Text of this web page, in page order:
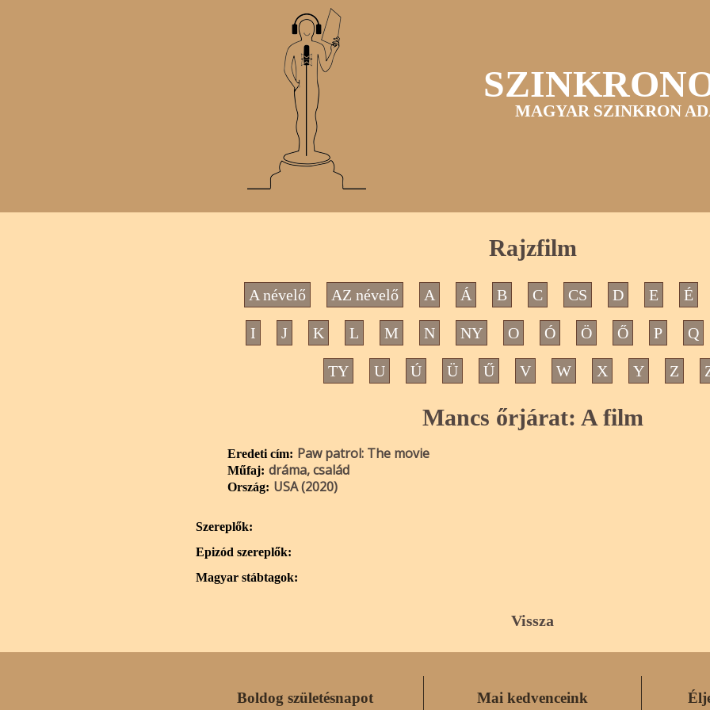
MAGYAR SZINKRON
Rajzfilm
A névelő AZ névelő A Á B C CS D E É
I J K L M N NY O Ó Ö Ő P Q
TY U Ú Ü Ű V W X Y Z
Mancs őrjárat: A film
Eredeti cím: Paw patrol: The movie
Műfaj: dráma, család
Ország: USA (2020)
Szereplők:
Epizód szereplők:
Magyar stábtagok:
Vissza
Boldog születésnapot Mai kedvenceink